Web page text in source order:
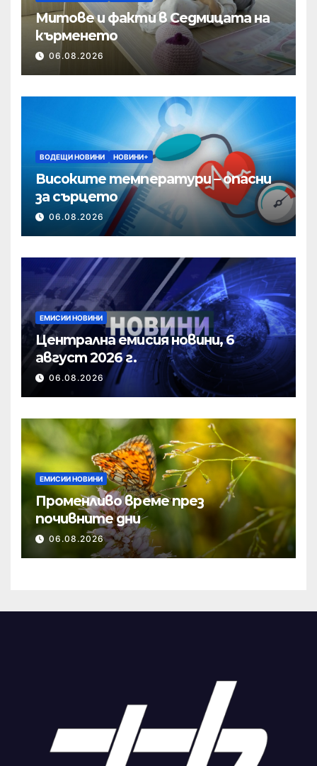
Митове и факти в Седмицата на
кърменето
06.08.2026
ВОДЕЩИ НОВИНИ НОВИНИ+
Високите температури – опасни
за сърцето
06.08.2026
ЕМИСИИ НОВИНИ
Централна емисия новини, 6
август 2026 г.
06.08.2026
ЕМИСИИ НОВИНИ
Променливо време през
почивните дни
06.08.2026